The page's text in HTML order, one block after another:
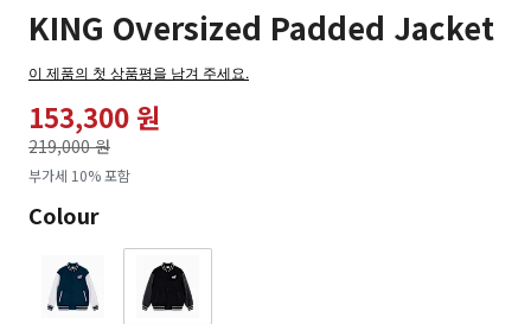
KING Oversized Padded Jacket
이 제품의 첫 상품평을 남겨 주세요.
153,300 원
219,000 원
로
부가세 10% 포함
Colour